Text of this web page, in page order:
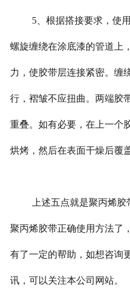
5、根据搭接要求，使
螺旋缠绕在涂底漆的管道上
力，使胶带层连接紧密。缠
行，褶皱不应扭曲。两端胶
重叠。如有必要，在上一个
烘烤，然后在表面干燥后覆
上述五点就是聚丙烯
聚丙烯胶带正确使用方法了
有了一定的帮助，如想咨询
讯，可以关注本公司网站。